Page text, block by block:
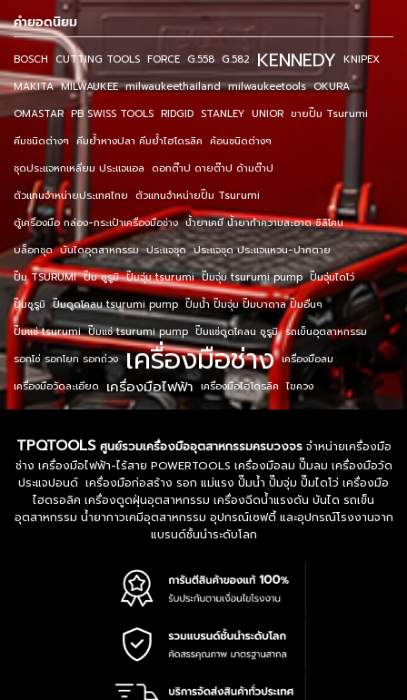
คำยอดนิยม
BOSCH CUTTING TOOLS FORCE G.558 G.582 KENNEDY KNIPEX
MAKITA MILWAUKEE milwaukeethailand milwaukeetools OKURA
OMASTAR PB SWISS TOOLS RIDGID STANLEY UNIOR ขายปั๊ม Tsurumi
คีมชนิดต่างๆ คีมย้ำหางปลา คีมย้ำไฮโดรลิค ค้อนชนิดต่างๆ
ชุดประแจหกเหลี่ยม ประแจแอล ดอกต๊าป ดายต๊าป ด้ามต๊าป
ตัวแทนจำหน่ายประเทศไทย ตัวแทนจำหน่ายปั๊ม Tsurumi
ตู้เครื่องมือ กล่อง-กระเป๋าเครื่องมือช่าง น้ำยาเคมี น้ำยาทำความสะอาด ซิลิโคน
บล็อกชุด บันไดอุตสาหกรรม ประแจชุด ประแจชุด ประแจแหวน-ปากตาย
ปั๊ม TSURUMI ปั๊ม ซูรูมิ ปั๊มจุ่ม tsurumi ปั๊มจุ่ม tsurumi pump ปั๊มจุ่มไดโว่
ปั๊มซูรูมิ ปั๊มดูดโคลน tsurumi pump ปั๊มน้ำ ปั๊มจุ่ม ปั๊มบาดาล ปั๊มอื่นๆ
ปั๊มแช่ tsurumi ปั๊มแช่ tsurumi pump ปั๊มแช่ดูดโคลน ซูรูมิ รถเข็นอุตสาหกรรม
รอกโซ่ รอกโยก รอกถ่วง เครื่องมือช่าง เครื่องมือลม
เครื่องมือวัดละเอียด เครื่องมือไฟฟ้า เครื่องมือไฮโดรลิค ไขควง
TPQTOOLS ศูนย์รวมเครื่องมืออุตสาหกรรมครบวงจรจำหน่ายเครื่องมือ
ช่าง เครื่องมือไฟฟ้า-ไร้สาย POWERTOOLS เครื่องมือลม ปั๊มลม เครื่องมือวัด
ประแจปอนด์ เครื่องมือก่อสร้าง รอก แม่แรง ปั๊มน้ำ ปั๊มจุ่ม ปั๊มไดโว่ เครื่องมือ
ไฮดรอลิค เครื่องดูดฝุ่นอุตสาหกรรม เครื่องฉีดน้ำแรงดัน บันได รถเข็น
อุตสาหกรรม น้ำยากาวเคมีอุตสาหกรรม อุปกรณ์เซฟตี้ และอุปกรณ์โรงงานจาก
แบรนด์ชั้นนำระดับโลก